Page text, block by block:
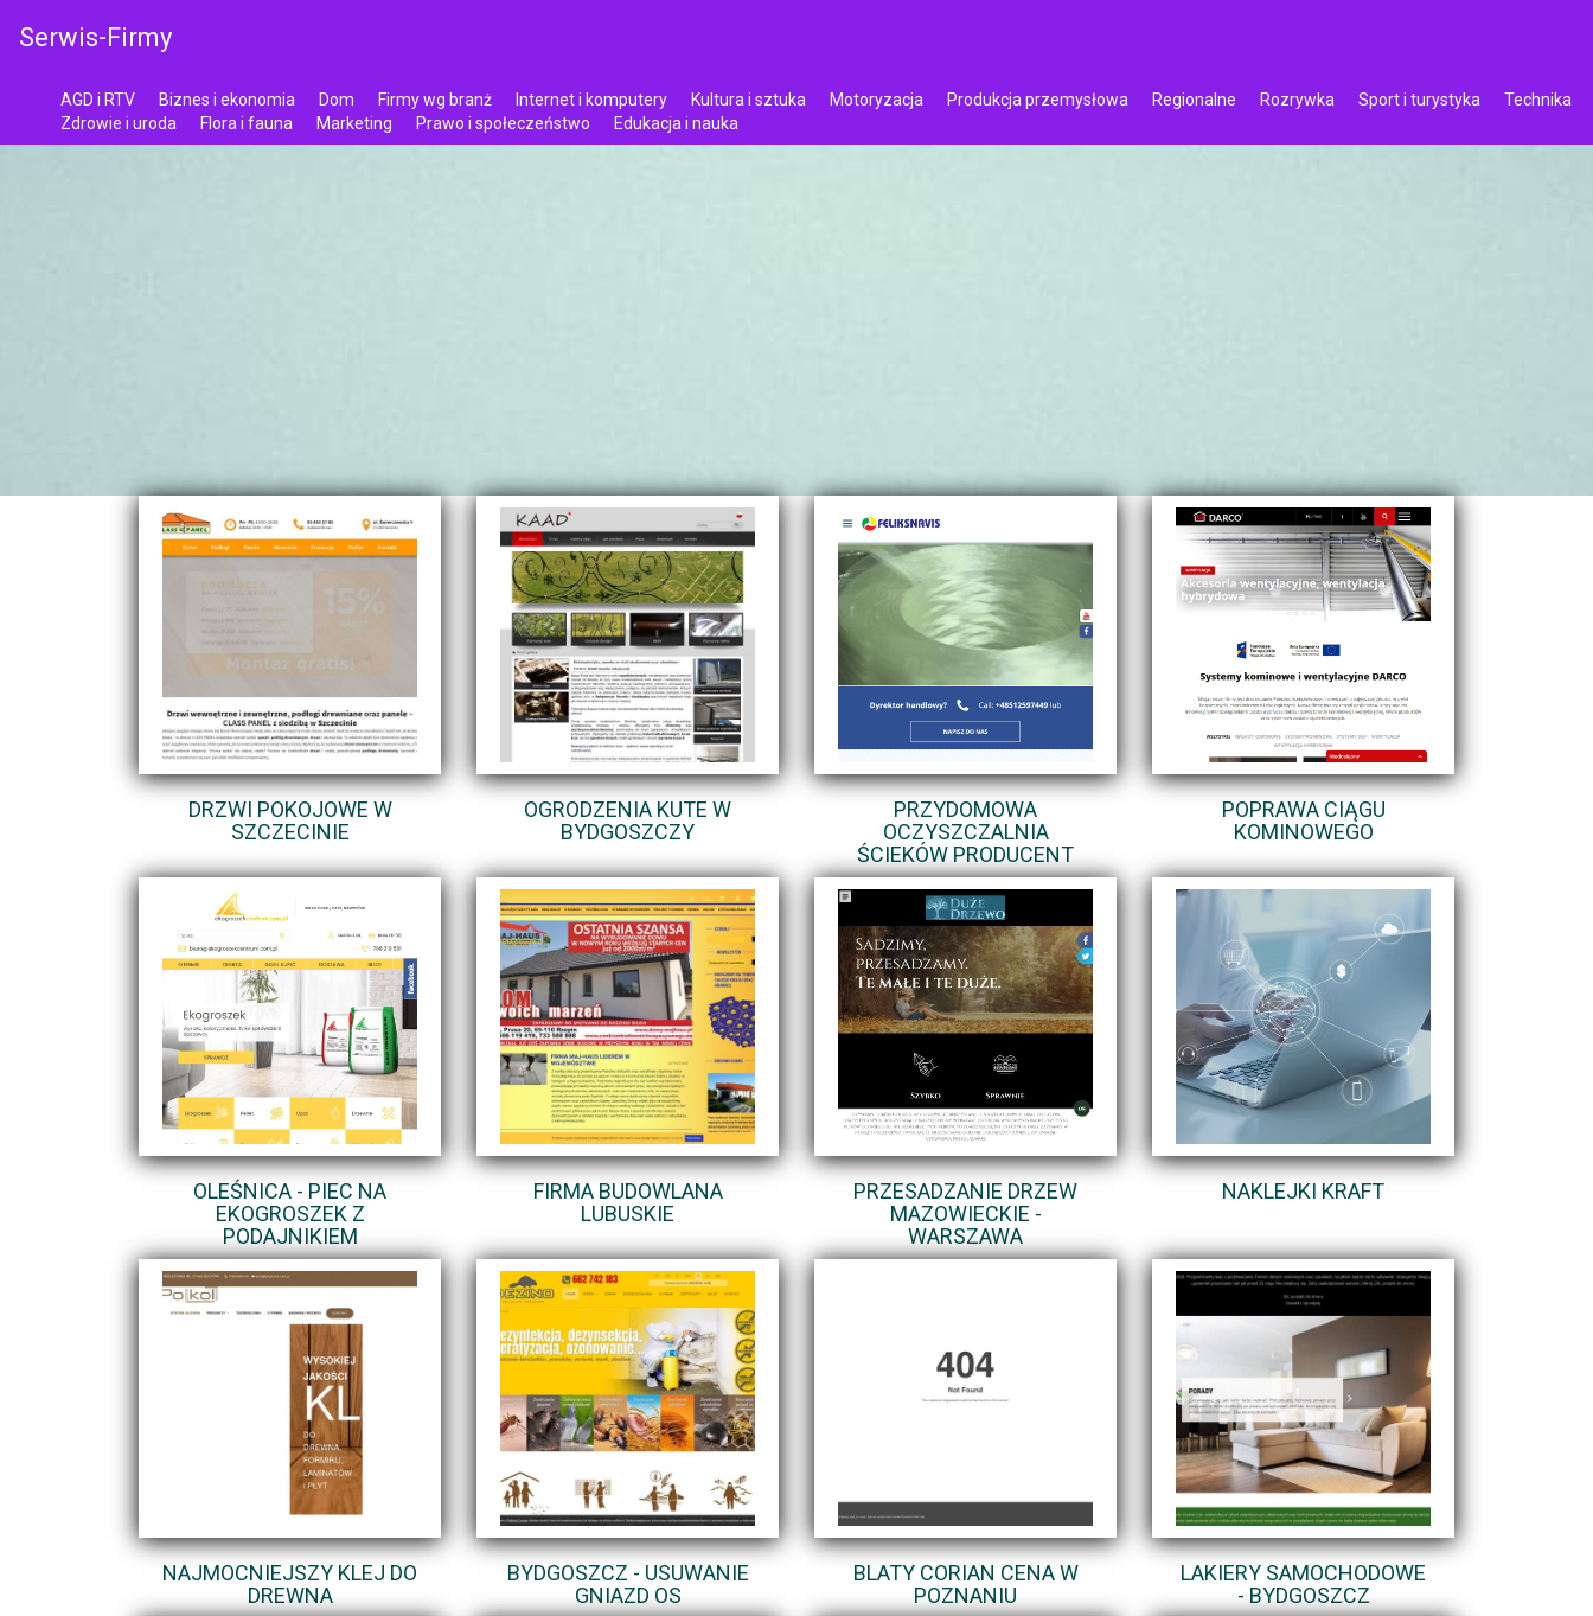
Serwis-Firmy
AGD i RTV Biznes i ekonomia Dom Firmy wg branż Internet i komputery Kultura i sztuka Motoryzacja Produkcja przemysłowa Regionalne Rozrywka Sport i turystyka
Technika
Zdrowie i uroda
Flora i fauna Marketing Prawo i społeczeństwo Edukacja i nauka
DRZWI POKOJOWE W
SZCZECINIE
OGRODZENIA KUTE W
BYDGOSZCZY
PRZYDOMOWA
OCZYSZCZALNIA
ŚCIEKÓW PRODUCENT
POPRAWA CIĄGU
KOMINOWEGO
OLEŚNICA - PIEC NA
EKOGROSZEK Z
PODAJNIKIEM
FIRMA BUDOWLANA
LUBUSKIE
PRZESADZANIE DRZEW
MAZOWIECKIE -
WARSZAWA
NAKLEJKI KRAFT
NAJMOCNIEJSZY KLEJ DO
DREWNA
BYDGOSZCZ - USUWANIE
GNIAZD OS
BLATY CORIAN CENA W
POZNANIU
LAKIERY SAMOCHODOWE
- BYDGOSZCZ